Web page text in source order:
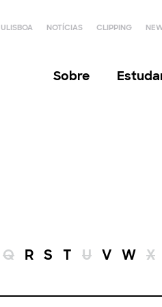
ULISBOA NOTÍCIAS CLIPPING
Sobre
Q R S T U V W X